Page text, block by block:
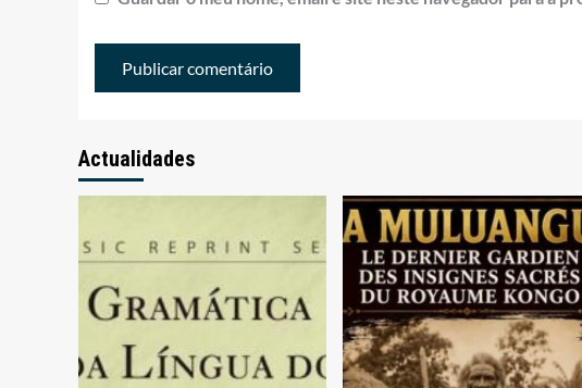
Actualidades